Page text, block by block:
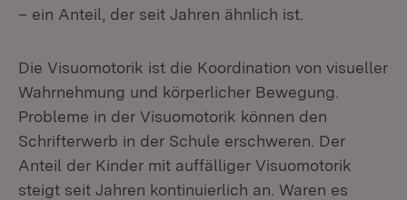
– ein Anteil, der seit Jahren ähnlich ist.
Die Visuomotorik ist die Koordination von visueller
Wahrnehmung und körperlicher Bewegung.
Probleme in der Visuomotorik können den
Schrifterwerb in der Schule erschweren. Der
Anteil der Kinder mit auffälliger Visuomotorik
steigt seit Jahren kontinuierlich an. Waren es